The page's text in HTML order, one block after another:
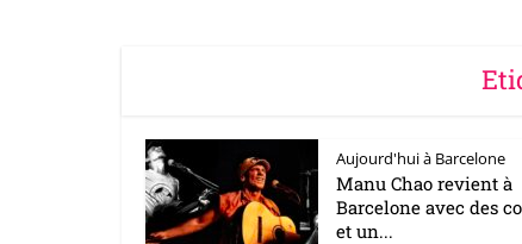
Aujourd'hui à Barcelone
Manu Chao revient à
Barcelone avec des
et un...